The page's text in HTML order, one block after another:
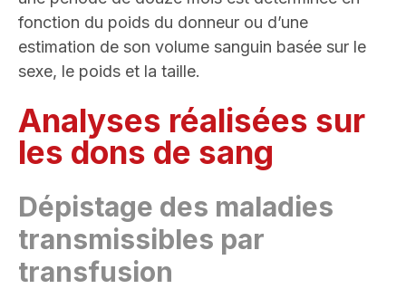
fonction du poids du donneur ou d’une
estimation de son volume sanguin basée sur le
sexe, le poids et la taille.
Analyses réalisées sur
les dons de sang
Dépistage des maladies
transmissibles par
transfusion